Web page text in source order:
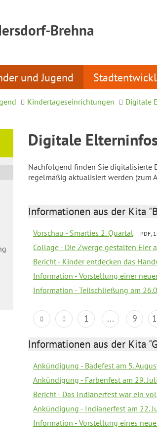
Brehna
und Jugend
Kindertageseinrichtungen Digitale
Digitale
Nachfolgend finden Sie digitalisierte
regelmäßig aktualisiert werden (zum
Informationen aus der Kita
Vorschau - Smarties 2. Quartal PDF,
Collage - Die Zwerge gestalten Eier
Bericht - Kinder entdecken das
Information - Vorstellung einer
Information - Teilschließung am
1 ... 9
Informationen aus der Kita
Ankündigung - Badefest am 5.
Ankündigung - Farbenfest am 29.
Bericht - Das Indianerfest war ein
Ankündigung - Indianerfest am 22.
Information - Vorstellung eines